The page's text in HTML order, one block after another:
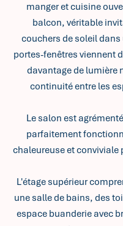
manger et cuisine
balcon, véritable
couchers de soleil
portes-fenêtres viennent
davantage de lumière
continuité entre les
Le salon est
parfaitement
chaleureuse et
L'étage supérieur
une salle de bains, des
espace buanderie avec